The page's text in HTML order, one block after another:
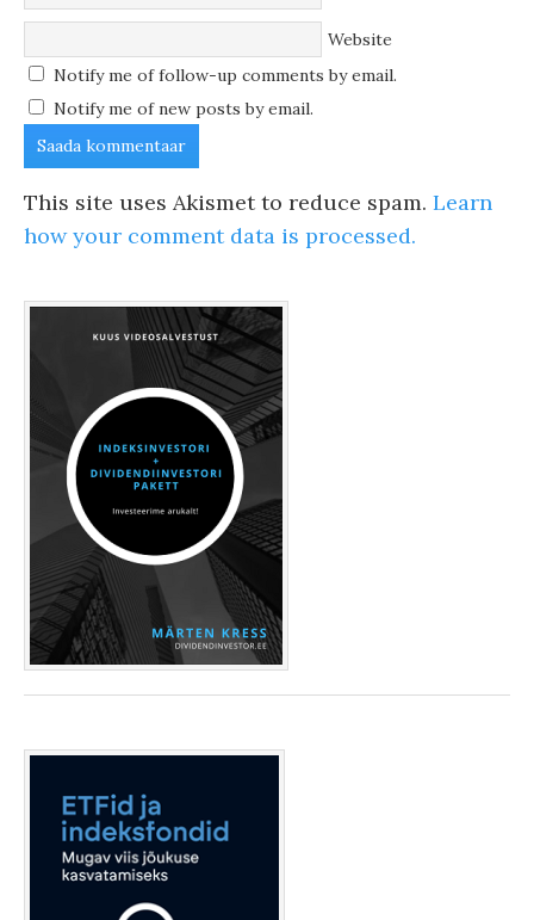
Website
Notify me of follow-up comments by email.
Notify me of new posts by email.
This site uses Akismet to reduce spam. Learn
how your comment data is processed.